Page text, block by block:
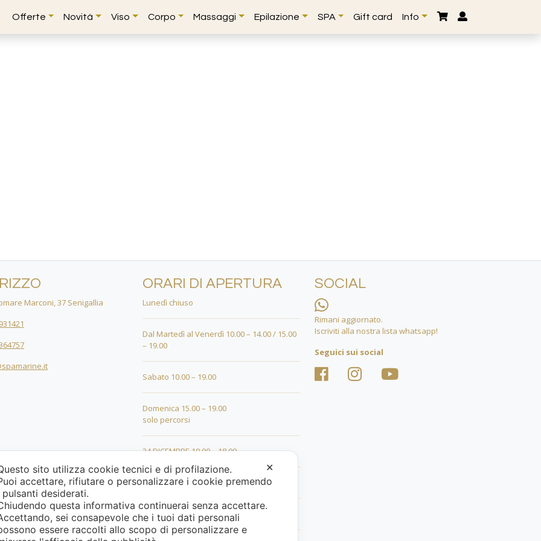
Offerte Novità Viso Corpo Massaggi Epilazione SPA Gift card Info
Marconi, 37 Senigallia
ORARI DI APERTURA
Lunedì chiuso
Dal Martedì al Venerdì 10.00 – 14.00 / 15.00
– 19.00
Sabato 10.00 – 19.00
Domenica 15.00 – 19.00
solo percorsi
24 DICEMBRE 10.00 – 18.00
25 DICEMBRE 15.00 – 19.00
26 DICEMBRE 15.00 – 19.00
SOCIAL
Rimani aggiornato.
Iscriviti alla nostra lista whatsapp!
Seguici sui social
✕
sito utilizza cookie tecnici e di profilazione.
accettare, rifiutare o personalizzare i cookie premendo
pulsanti desiderati.
questa informativa continuerai senza accettare.
sei consapevole che i tuoi dati personali
essere raccolti allo scopo di personalizzare e